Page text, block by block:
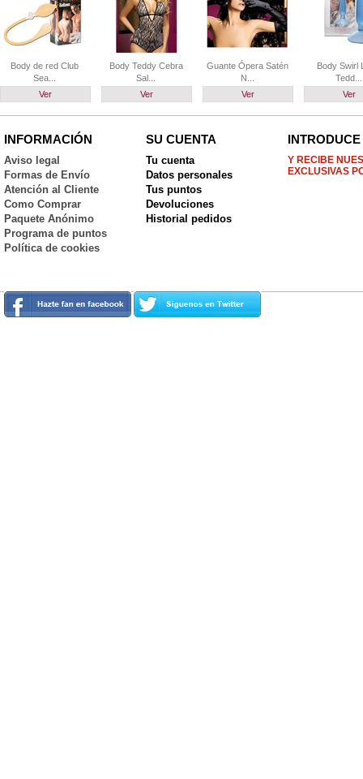
Body de red Club
Sea...
Ver
Body Teddy Cebra
Sal...
Ver
Guante Ópera Satén
N...
Ver
Body Swirl
Tedd...
Ver
INFORMACIÓN
Aviso legal
Formas de Envío
Atención al Cliente
Como Comprar
Paquete Anónimo
Programa de puntos
Política de cookies
SU CUENTA
Tu cuenta
Datos personales
Tus puntos
Devoluciones
Historial pedidos
Y RECIBE
EXCLUSIVAS